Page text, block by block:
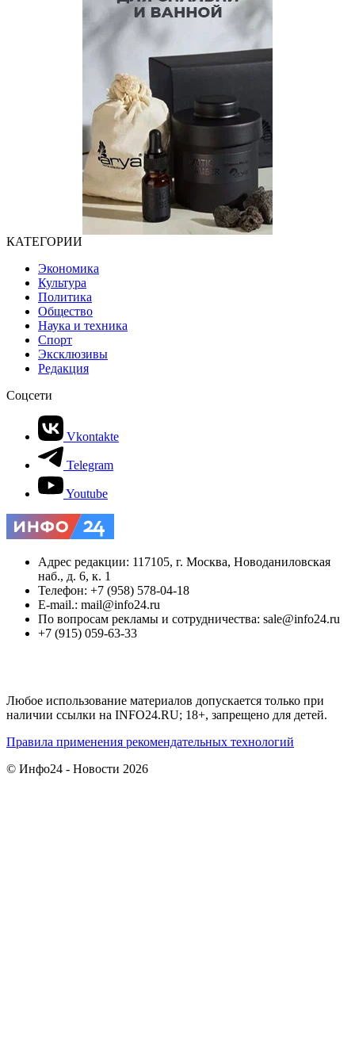
КАТЕГОРИИ
Экономика
Культура
Политика
Общество
Наука и техника
Спорт
Эксклюзивы
Редакция
Соцсети
Vkontakte
Telegram
Youtube
Адрес редакции: 117105, г. Москва, Новоданиловская
наб., д. 6, к. 1
Телефон: +7 (958) 578-04-18
E-mail.: mail@info24.ru
По вопросам рекламы и сотрудничества: sale@info24.ru
+7 (915) 059-63-33
Любое использование материалов допускается только при
наличии ссылки на INFO24.RU; 18+, запрещено для детей.
Правила применения рекомендательных технологий
© Инфо24 - Новости 2026